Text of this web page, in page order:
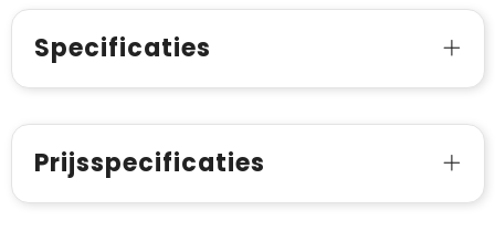
Specificaties
Prijsspecificaties